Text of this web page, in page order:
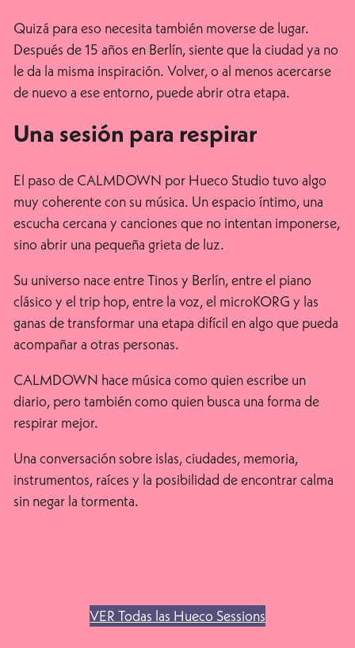
Quizá para eso necesita también moverse de lugar.
Después de 15 años en Berlín, siente que la ciudad ya no
le da la misma inspiración. Volver, o al menos acercarse
de nuevo a ese entorno, puede abrir otra etapa.
Una sesión para respirar
El paso de CALMDOWN por Hueco Studio tuvo algo
muy coherente con su música. Un espacio íntimo, una
escucha cercana y canciones que no intentan imponerse,
sino abrir una pequeña grieta de luz.
Su universo nace entre Tinos y Berlín, entre el piano
clásico y el trip hop, entre la voz, el microKORG y las
ganas de transformar una etapa difícil en algo que pueda
acompañar a otras personas.
CALMDOWN hace música como quien escribe un
diario, pero también como quien busca una forma de
respirar mejor.
Una conversación sobre islas, ciudades, memoria,
instrumentos, raíces y la posibilidad de encontrar calma
sin negar la tormenta.
VER Todas las Hueco Sessions